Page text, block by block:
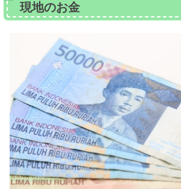
現地のお金